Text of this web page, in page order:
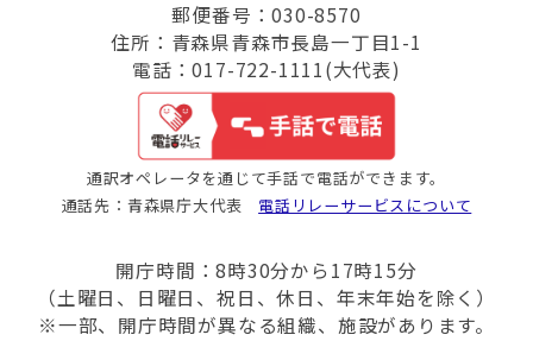
郵便番号：030-8570
住所：青森県青森市長島一丁目1-1
電話：017-722-1111(大代表)
通訳オペレータを通じて手話で電話ができます。
通話先：青森県庁大代表 電話リレーサービスについて
開庁時間：8時30分から17時15分
（土曜日、日曜日、祝日、休日、年末年始を除く）
※一部、開庁時間が異なる組織、施設があります。